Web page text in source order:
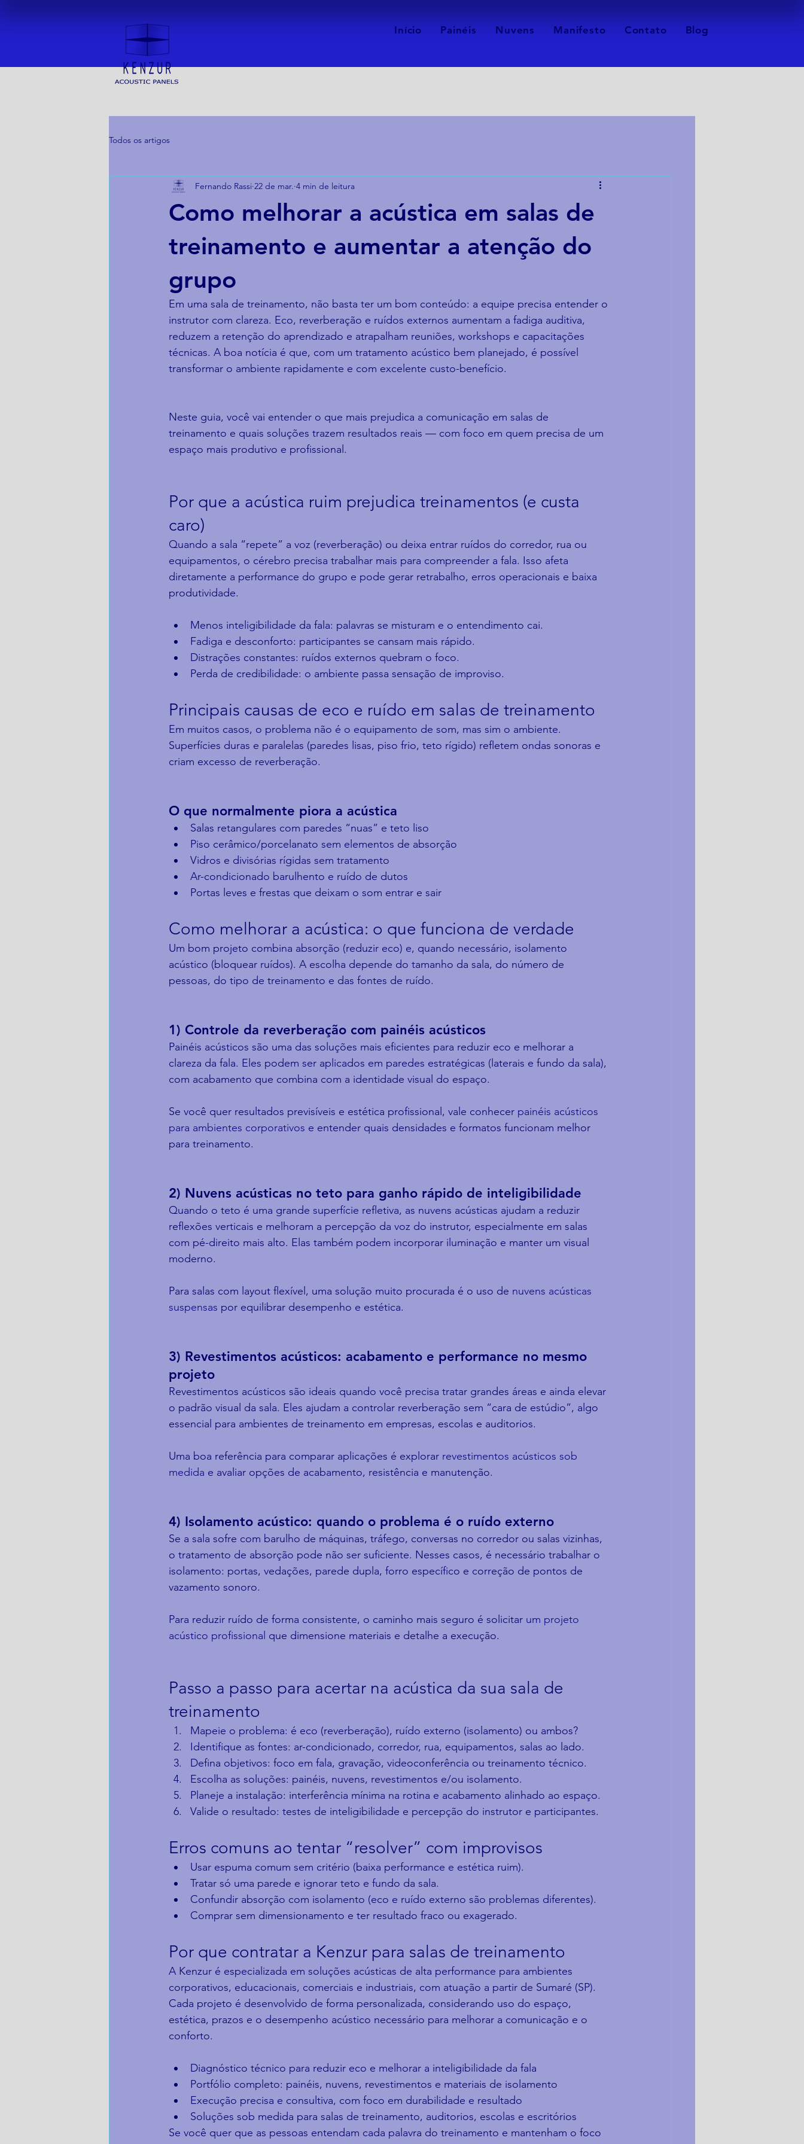
Início Painéis Nuvens Manifesto Contato Blog
Todos os artigos
Como melhorar a acústica em salas de
treinamento e aumentar a atenção do
grupo
Fernando Rassi 22 de mar. 4 min de leitura
Em uma sala de treinamento, não basta ter um bom conteúdo: a equipe precisa entender o
instrutor com clareza. Eco, reverberação e ruídos externos aumentam a fadiga auditiva,
reduzem a retenção do aprendizado e atrapalham reuniões, workshops e capacitações
técnicas. A boa notícia é que, com um tratamento acústico bem planejado, é possível
transformar o ambiente rapidamente e com excelente custo-benefício.
Neste guia, você vai entender o que mais prejudica a comunicação em salas de
treinamento e quais soluções trazem resultados reais — com foco em quem precisa de um
espaço mais produtivo e profissional.
Por que a acústica ruim prejudica treinamentos (e custa
caro)
Quando a sala “repete” a voz (reverberação) ou deixa entrar ruídos do corredor, rua ou
equipamentos, o cérebro precisa trabalhar mais para compreender a fala. Isso afeta
diretamente a performance do grupo e pode gerar retrabalho, erros operacionais e baixa
produtividade.
Menos inteligibilidade da fala: palavras se misturam e o entendimento cai.
Fadiga e desconforto: participantes se cansam mais rápido.
Distrações constantes: ruídos externos quebram o foco.
Perda de credibilidade: o ambiente passa sensação de improviso.
Principais causas de eco e ruído em salas de treinamento
Em muitos casos, o problema não é o equipamento de som, mas sim o ambiente.
Superfícies duras e paralelas (paredes lisas, piso frio, teto rígido) refletem ondas sonoras e
criam excesso de reverberação.
O que normalmente piora a acústica
Salas retangulares com paredes “nuas” e teto liso
Piso cerâmico/porcelanato sem elementos de absorção
Vidros e divisórias rígidas sem tratamento
Ar-condicionado barulhento e ruído de dutos
Portas leves e frestas que deixam o som entrar e sair
Como melhorar a acústica: o que funciona de verdade
Um bom projeto combina absorção (reduzir eco) e, quando necessário, isolamento
acústico (bloquear ruídos). A escolha depende do tamanho da sala, do número de
pessoas, do tipo de treinamento e das fontes de ruído.
1) Controle da reverberação com painéis acústicos
Painéis acústicos são uma das soluções mais eficientes para reduzir eco e melhorar a
clareza da fala. Eles podem ser aplicados em paredes estratégicas (laterais e fundo da sala),
com acabamento que combina com a identidade visual do espaço.
Se você quer resultados previsíveis e estética profissional, vale conhecer painéis acústicos
para ambientes corporativos e entender quais densidades e formatos funcionam melhor
para treinamento.
2) Nuvens acústicas no teto para ganho rápido de inteligibilidade
Quando o teto é uma grande superfície refletiva, as nuvens acústicas ajudam a reduzir
reflexões verticais e melhoram a percepção da voz do instrutor, especialmente em salas
com pé-direito mais alto. Elas também podem incorporar iluminação e manter um visual
moderno.
Para salas com layout flexível, uma solução muito procurada é o uso de nuvens acústicas
suspensas por equilibrar desempenho e estética.
3) Revestimentos acústicos: acabamento e performance no mesmo
projeto
Revestimentos acústicos são ideais quando você precisa tratar grandes áreas e ainda elevar
o padrão visual da sala. Eles ajudam a controlar reverberação sem “cara de estúdio”, algo
essencial para ambientes de treinamento em empresas, escolas e auditorios.
Uma boa referência para comparar aplicações é explorar revestimentos acústicos sob
medida e avaliar opções de acabamento, resistência e manutenção.
4) Isolamento acústico: quando o problema é o ruído externo
Se a sala sofre com barulho de máquinas, tráfego, conversas no corredor ou salas vizinhas,
o tratamento de absorção pode não ser suficiente. Nesses casos, é necessário trabalhar o
isolamento: portas, vedações, parede dupla, forro específico e correção de pontos de
vazamento sonoro.
Para reduzir ruído de forma consistente, o caminho mais seguro é solicitar um projeto
acústico profissional que dimensione materiais e detalhe a execução.
Passo a passo para acertar na acústica da sua sala de
treinamento
Mapeie o problema: é eco (reverberação), ruído externo (isolamento) ou ambos?
Identifique as fontes: ar-condicionado, corredor, rua, equipamentos, salas ao lado.
Defina objetivos: foco em fala, gravação, videoconferência ou treinamento técnico.
Escolha as soluções: painéis, nuvens, revestimentos e/ou isolamento.
Planeje a instalação: interferência mínima na rotina e acabamento alinhado ao espaço.
Valide o resultado: testes de inteligibilidade e percepção do instrutor e participantes.
Erros comuns ao tentar “resolver” com improvisos
Usar espuma comum sem critério (baixa performance e estética ruim).
Tratar só uma parede e ignorar teto e fundo da sala.
Confundir absorção com isolamento (eco e ruído externo são problemas diferentes).
Comprar sem dimensionamento e ter resultado fraco ou exagerado.
Por que contratar a Kenzur para salas de treinamento
A Kenzur é especializada em soluções acústicas de alta performance para ambientes
corporativos, educacionais, comerciais e industriais, com atuação a partir de Sumaré (SP).
Cada projeto é desenvolvido de forma personalizada, considerando uso do espaço,
estética, prazos e o desempenho acústico necessário para melhorar a comunicação e o
conforto.
Diagnóstico técnico para reduzir eco e melhorar a inteligibilidade da fala
Portfólio completo: painéis, nuvens, revestimentos e materiais de isolamento
Execução precisa e consultiva, com foco em durabilidade e resultado
Soluções sob medida para salas de treinamento, auditorios, escolas e escritórios
Se você quer que as pessoas entendam cada palavra do treinamento e mantenham o foco